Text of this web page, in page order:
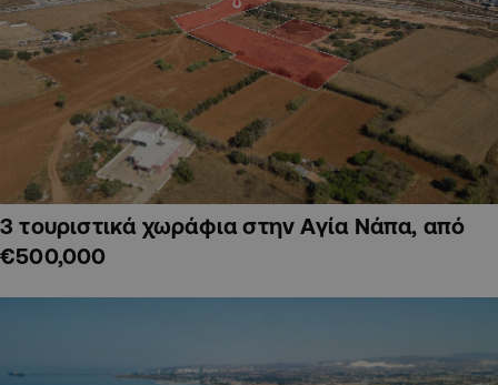
3 τουριστικά χωράφια στην Αγία Νάπα, από
€500,000